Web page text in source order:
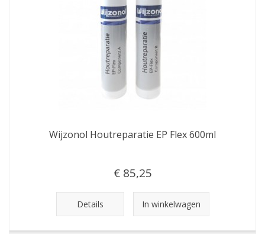
Wijzonol Houtreparatie EP Flex 600ml
€ 85,25
Details In winkelwagen